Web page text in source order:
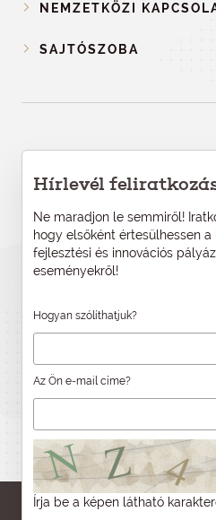
NEMZETKÖZI
SAJTÓSZOBA
Hírlevél
Ne maradjon le semmiről!
hogy elsőként értesülhessen
fejlesztési és innovációs
eseményekről!
Hogyan szólíthatjuk?
Az Ön e-mail címe?
Írja be a képen látható